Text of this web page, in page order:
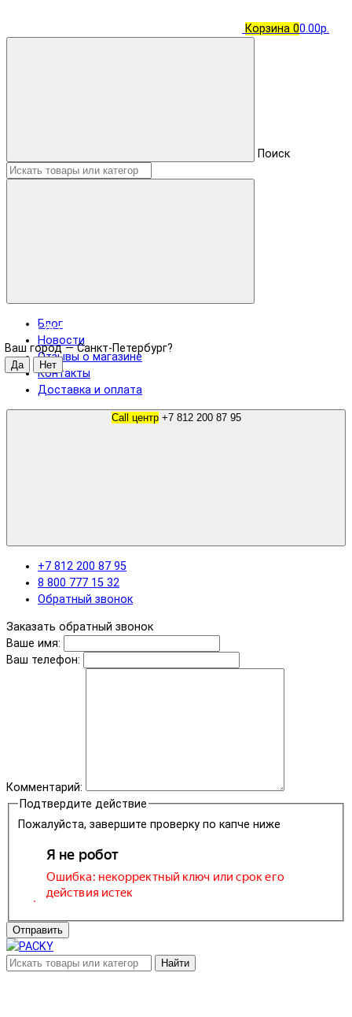
Корзина 00.00р.
Поиск
Санкт-Петербург
Ваш город —Санкт-Петербург?
Блог
Новости
Отзывы о магазине
Контакты
Доставка и оплата
Call центр +7 812 200 87 95
+7 812 200 87 95
8 800 777 15 32
Обратный звонок
Заказать обратный звонок
Ваше имя:
Ваш телефон:
Комментарий:
Подтвердите действие
Пожалуйста, завершите проверку по капче ниже
Отправить
Найти